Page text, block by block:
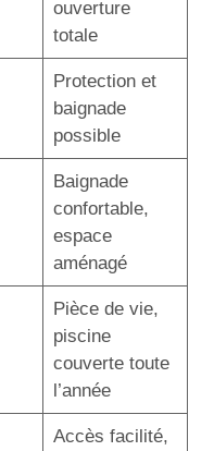
ouverture
totale
Protection et
baignade
possible
Baignade
confortable,
espace
aménagé
Pièce de vie,
piscine
couverte toute
l’année
Accès facilité,